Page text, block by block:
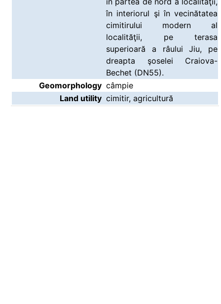
în interiorul şi în vecinătatea
cimitirului modern al
localităţii, pe terasa
superioară a râului Jiu, pe
dreapta şoselei Craiova-
Bechet (DN55).
Geomorphology câmpie
Land utility cimitir, agricultură